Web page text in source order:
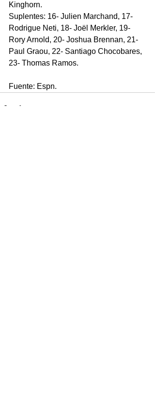
Kinghorn.
Suplentes: 16- Julien Marchand, 17-
Rodrigue Neti, 18- Joël Merkler, 19-
Rory Arnold, 20- Joshua Brennan, 21-
Paul Graou, 22- Santiago Chocobares,
23- Thomas Ramos.
Fuente: Espn.